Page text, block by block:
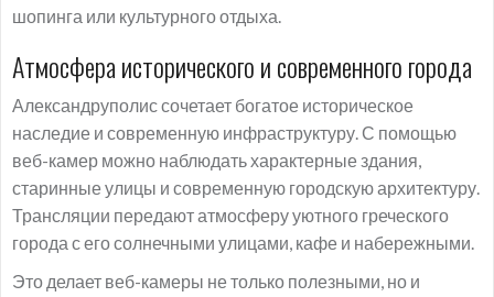
шопинга или культурного отдыха.
Атмосфера исторического и современного города
Александруполис сочетает богатое историческое
наследие и современную инфраструктуру. С помощью
веб-камер можно наблюдать характерные здания,
старинные улицы и современную городскую архитектуру.
Трансляции передают атмосферу уютного греческого
города с его солнечными улицами, кафе и набережными.
Это делает веб-камеры не только полезными, но и